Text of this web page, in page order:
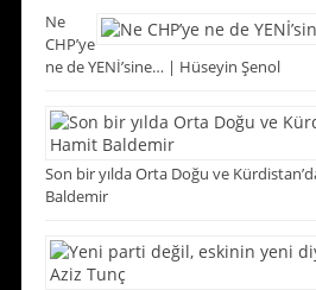
Ne
CHP’ye
ne de YENİ’sine… | Hüseyin Şenol
Son bir yılda Orta Doğu ve
Baldemir